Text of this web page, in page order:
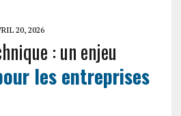
20, 2026
: un enjeu
les entreprises